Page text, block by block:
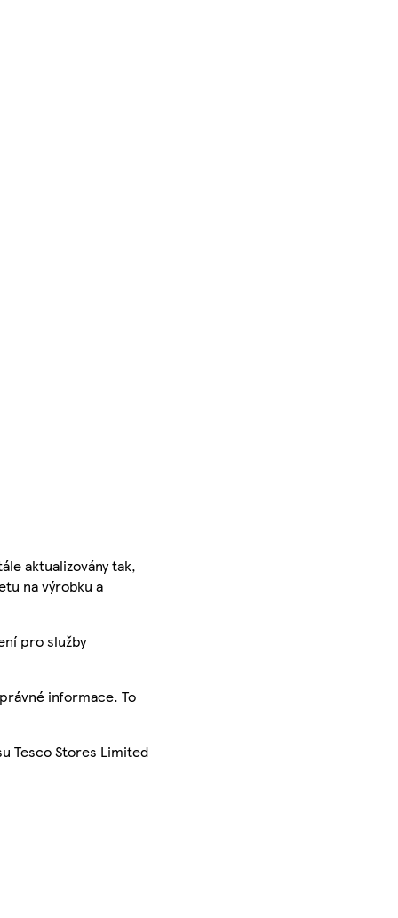
aktualizovány tak,
na výrobku a
pro služby
informace. To
Tesco Stores Limited